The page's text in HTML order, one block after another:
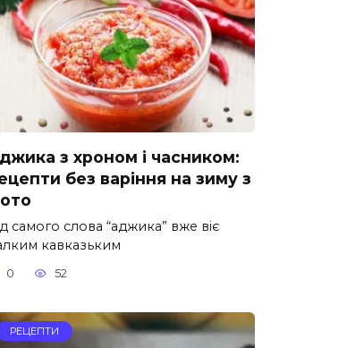
з хроном і часником:
без варіння на зиму з
самого слова “аджика” вже віє
кавказьким
0 52
РЕЦЕПТИ